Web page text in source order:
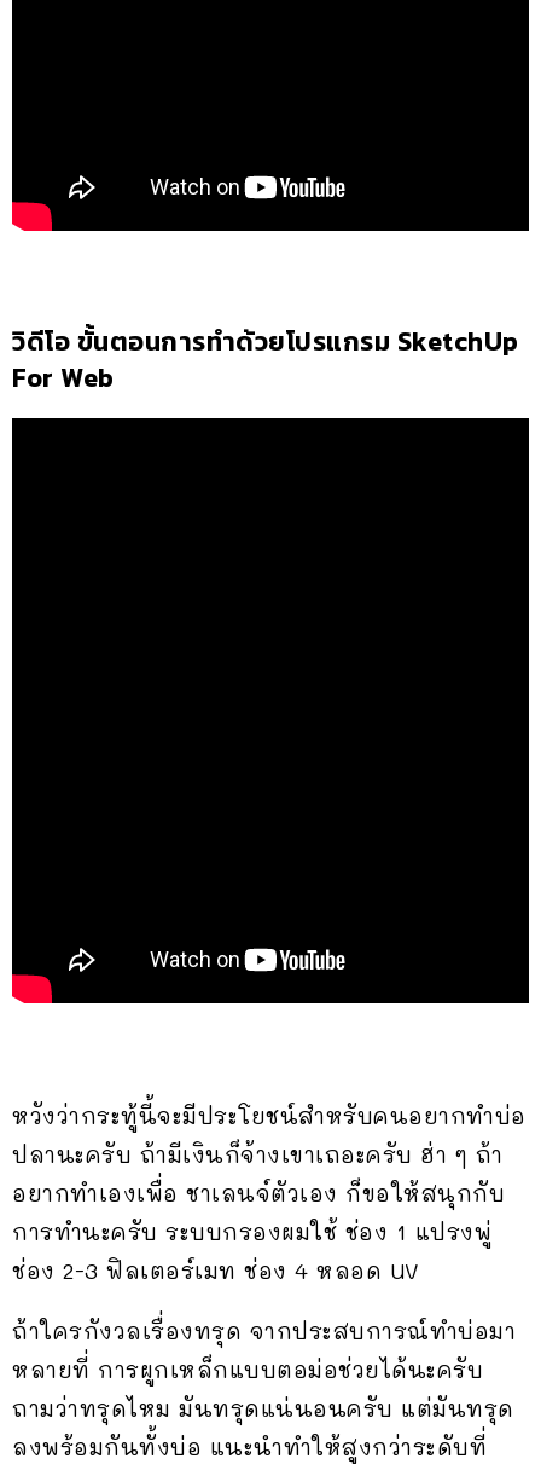
วิดีโอ ขั้นตอนการทำด้วยโปรแกรม SketchUp
For Web
หวังว่ากระทู้นี้จะมีประโยชน์สำหรับคนอยากทำบ่อ
ปลานะครับ ถ้ามีเงินก็จ้างเขาเถอะครับ ฮ่า ๆ ถ้า
อยากทำเองเพื่อ ชาเลนจ์ตัวเอง ก็ขอให้สนุกกับ
การทำนะครับ ระบบกรองผมใช้ ช่อง 1 แปรงพู่
ช่อง 2-3 ฟิลเตอร์เมท ช่อง 4 หลอด UV
ถ้าใครกังวลเรื่องทรุด จากประสบการณ์ทำบ่อมา
หลายที่ การผูกเหล็กแบบตอม่อช่วยได้นะครับ
ถามว่าทรุดไหม มันทรุดแน่นอนครับ แต่มันทรุด
ลงพร้อมกันทั้งบ่อ แนะนำทำให้สูงกว่าระดับที่